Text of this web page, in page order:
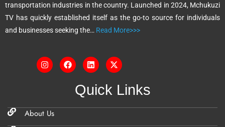
e
:
transportation industries in the country. Launched in 2024, Mchukuzi
TV has quickly established itself as the go-to source for individuals
and businesses seeking the… Read More>>>
Quick Links
About Us